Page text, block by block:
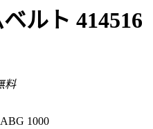
ルト 414516
料
1000